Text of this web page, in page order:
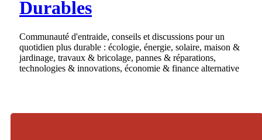
Durables
Communauté d'entraide, conseils et discussions pour un
quotidien plus durable : écologie, énergie, solaire, maison &
jardinage, travaux & bricolage, pannes & réparations,
technologies & innovations, économie & finance alternative